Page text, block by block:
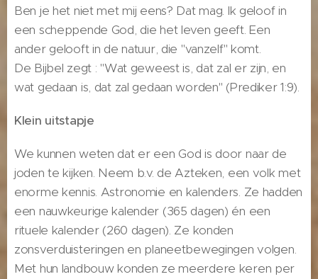
Ben je het niet met mij eens? Dat mag. Ik geloof in
een scheppende God, die het leven geeft. Een
ander gelooft in de natuur, die "vanzelf" komt.
De Bijbel zegt : "Wat geweest is, dat zal er zijn, en
wat gedaan is, dat zal gedaan worden" (Prediker 1:9).
Klein uitstapje
We kunnen weten dat er een God is door naar de
joden te kijken. Neem b.v. de Azteken, een volk met
enorme kennis. Astronomie en kalenders. Ze hadden
een nauwkeurige kalender (365 dagen) én een
rituele kalender (260 dagen). Ze konden
zonsverduisteringen en planeetbewegingen volgen.
Met hun landbouw konden ze meerdere keren per